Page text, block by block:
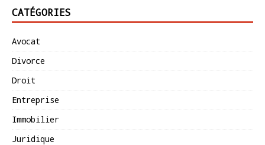
CATÉGORIES
Avocat
Divorce
Droit
Entreprise
Immobilier
Juridique